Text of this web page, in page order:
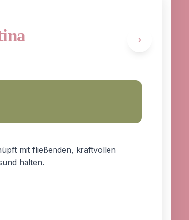
mit fließenden, kraftvollen
halten.
›